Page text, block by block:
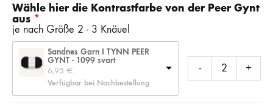
Wähle hier die Kontrastfarbe von der Peer Gynt
aus
je nach Größe 2 - 3 Knäuel
Sandnes Garn I TYNN PEER
GYNT - 1099 svart
6,95 €
Verfügbar bei Nachbestellung
- +